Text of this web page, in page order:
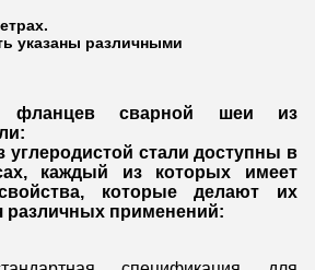
указаны различными
фланцев сварной шеи из
стали доступны в
каждый из которых имеет
которые делают их
применений: